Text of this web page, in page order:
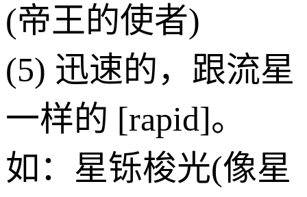
(帝王的使者)
(5) 迅速的，跟流星
一样的 [rapid]。
如：星铄梭光(像星